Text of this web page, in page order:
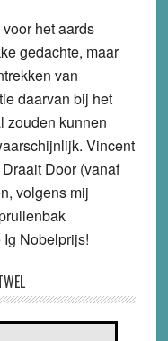
het aards
gedachte, maar
van
daarvan bij het
zouden kunnen
Vincent
Door (vanaf
volgens mij
Ig Nobelprijs!